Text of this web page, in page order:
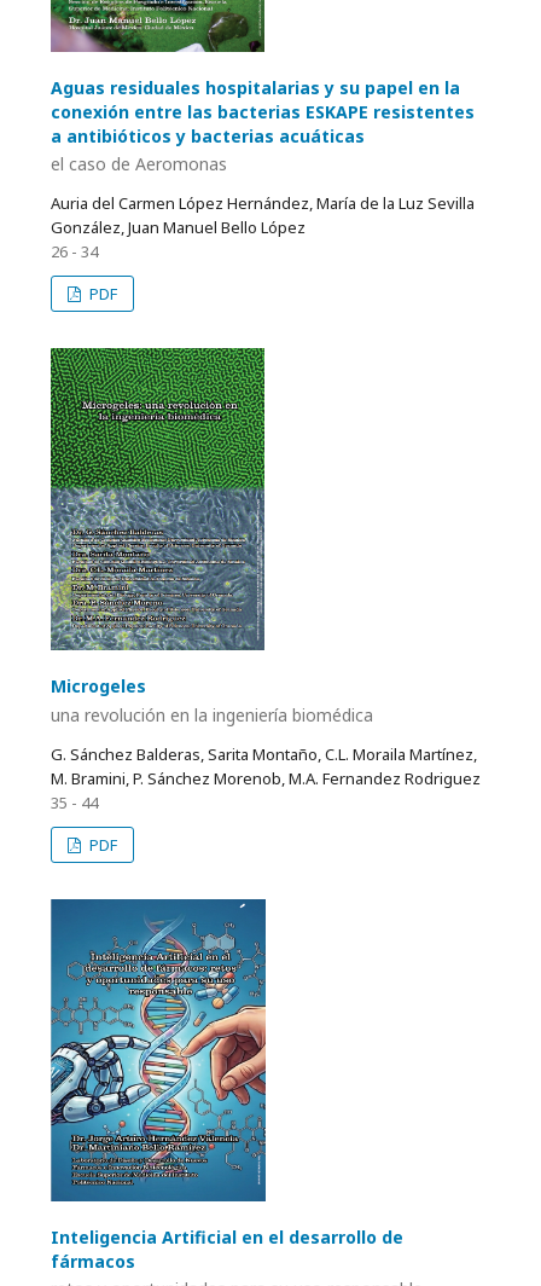
Aguas residuales hospitalarias y su papel en la
conexión entre las bacterias ESKAPE resistentes
a antibióticos y bacterias acuáticas
el caso de Aeromonas
Auria del Carmen López Hernández, María de la Luz Sevilla
González, Juan Manuel Bello López
26 - 34
PDF
Microgeles
una revolución en la ingeniería biomédica
G. Sánchez Balderas, Sarita Montaño, C.L. Moraila Martínez,
M. Bramini, P. Sánchez Morenob, M.A. Fernandez Rodriguez
35 - 44
PDF
Inteligencia Artificial en el desarrollo de
fármacos